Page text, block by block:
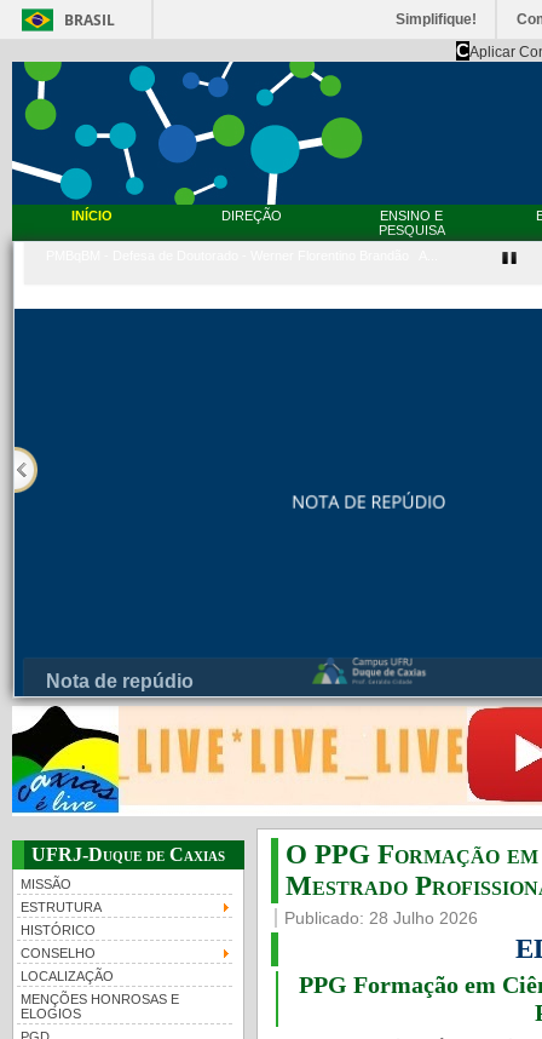
BRASIL Simplifique!
CAplicar
INÍCIO DIREÇÃO
ENSINO E
PESQUISA
UFRJ-Duque de Caxias
MISSÃO
ESTRUTURA
HISTÓRICO
CONSELHO
LOCALIZAÇÃO
MENÇÕES HONROSAS E
ELOGIOS
O PPG Formação
Mestrado
Publicado: 28 Julho 2026
PPG Formação em